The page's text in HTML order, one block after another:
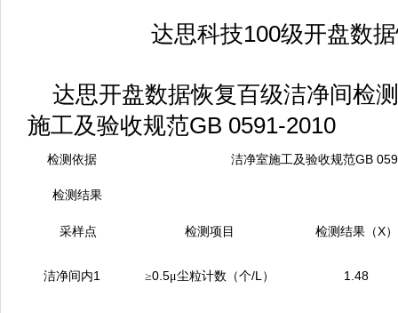
达思科技100级开盘数
达思开盘数据恢复百级洁净间检
施工及验收规范GB 0591-2010
检测依据 洁净室施工及验收规范GB
检测结果
采样点 检测项目 检测结果（X）
洁净间内1 ≥0.5μ尘粒计数（个/L ） 1.48